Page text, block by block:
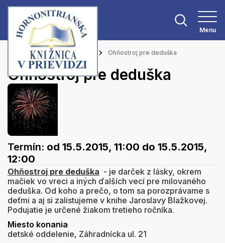
Menu
Hlavná stránka Podujatia Ohňostroj pre deduška
Ohňostroj pre deduška
Termín: od 15.5.2015, 11:00 do 15.5.2015,
12:00
Ohňostroj pre deduška - je darček z lásky, okrem
mačiek vo vreci a iných ďalších vecí pre milovaného
deduška. Od koho a prečo, o tom sa porozprávame s
deťmi a aj si zalistujeme v knihe Jaroslavy Blažkovej.
Podujatie je určené žiakom tretieho ročníka.
Miesto konania
detské oddelenie, Záhradnícka ul. 21